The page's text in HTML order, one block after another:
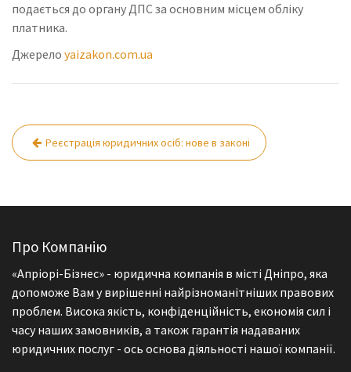
подається до органу ДПС за основним місцем обліку
платника.
Джерело yaizakon.com.ua
Н
в
г
а
ц
і
я
Реєстрація юридичних осіб: нове в законі
Про Компанію
«Апріорі-Бізнес» - юридична компанія в місті Дніпро, яка
допоможе Вам у вирішенні найрізноманітніших правових
проблем. Висока якість, конфіденційність, економія сил і
часу наших замовників, а також гарантія надаваних
юридичних послуг - ось основа діяльності нашої компанії.